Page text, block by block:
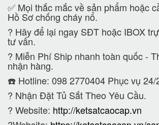
✅ Mọi thắc mắc về sản phẩm hoặc
Hồ Sơ chống cháy nổ.
? Hãy để lại ngay SĐT hoặc IBOX
tư vấn.
? Miễn Phí Ship nhanh toàn quốc -
nhận hàng.
☎️ Hotline: 098 2770404 Phục vụ 24/
? Nhận Đặt Tủ Sắt Theo Yêu Cầu.
? Website: http://ketsatcaocap.vn